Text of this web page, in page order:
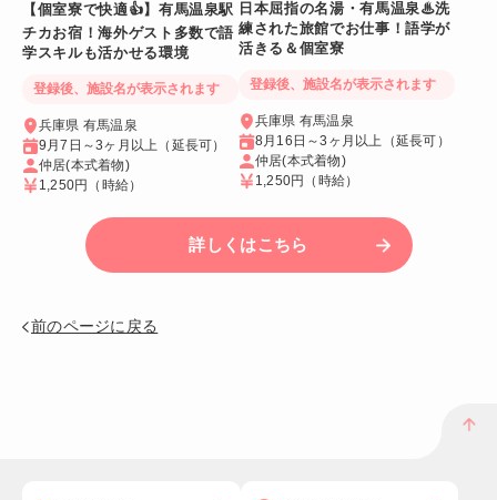
【個室寮で快適👍】有馬温泉駅
チカお宿！海外ゲスト多数で語
学スキルも活かせる環境
登録後、施設名が表示されます
兵庫県 有馬温泉
9月7日～3ヶ月以上（延長可）
仲居(本式着物)
1,250円
（時給）
日本屈指の名湯・有馬温泉♨洗
練された旅館でお仕事！語学が
活きる＆個室寮
登録後、施設名が表示されます
兵庫県 有馬温泉
8月16日～3ヶ月以上（延長可）
仲居(本式着物)
1,250円
（時給）
詳しくはこちら
前のページに戻る